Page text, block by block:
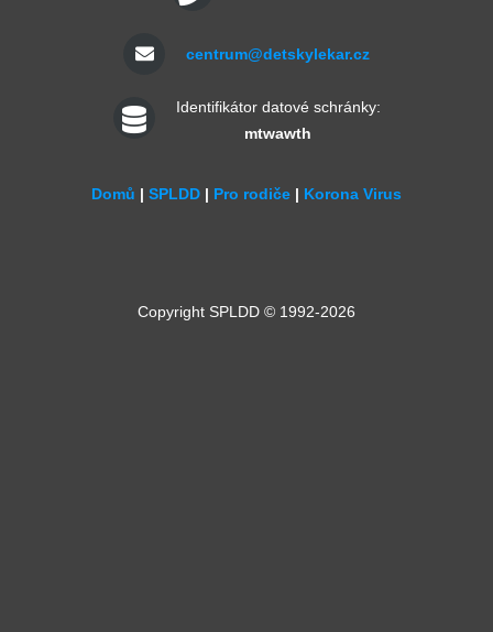
centrum@detskylekar.cz
Identifikátor datové schránky:
mtwawth
Domů | SPLDD | Pro rodiče | Korona Virus
Copyright SPLDD © 1992-2026